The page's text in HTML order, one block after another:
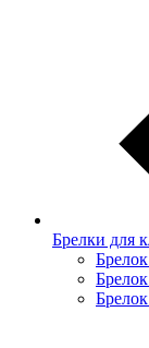
Брелки для